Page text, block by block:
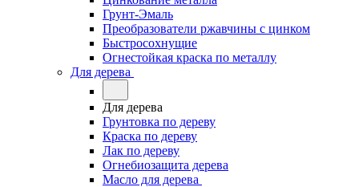
Грунт-Эмаль
Преобразователи ржавчины с цинком
Быстросохнущие
Огнестойкая краска по металлу
Для дерева
Для дерева
Грунтовка по дереву
Краска по дереву
Лак по дереву
Огнебиозащита дерева
Масло для дерева